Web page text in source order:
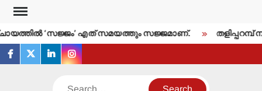
Skip
content
‘സജ്ജം’ എത് സമയത്തും സജ്ജമാണ്. തളിപ്പറമ്പ്
facebook
twitterlinkedininstagram
Search